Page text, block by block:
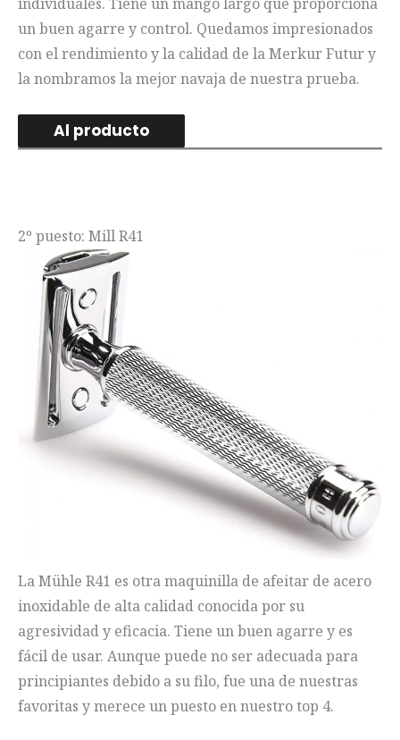
individuales. Tiene un mango largo que proporciona
un buen agarre y control. Quedamos impresionados
con el rendimiento y la calidad de la Merkur Futur y
la nombramos la mejor navaja de nuestra prueba.
Al producto
2º puesto: Mill R41
La Mühle R41 es otra maquinilla de afeitar de acero
inoxidable de alta calidad conocida por su
agresividad y eficacia. Tiene un buen agarre y es
fácil de usar. Aunque puede no ser adecuada para
principiantes debido a su filo, fue una de nuestras
favoritas y merece un puesto en nuestro top 4.